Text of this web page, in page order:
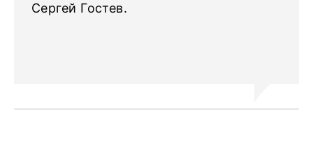
Сергей Гостев.